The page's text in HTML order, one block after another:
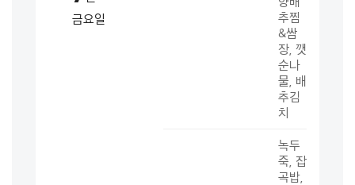
금요일
추찜
&쌈
장, 깻
순나
물, 배
추김
치
녹두
죽, 잡
곡밥,